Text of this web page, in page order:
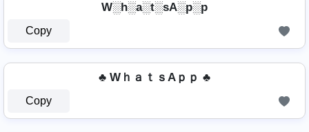
W░h░a░t░sA░p░p
Copy
♣ WｈａｔｓAｐｐ ♣
Copy